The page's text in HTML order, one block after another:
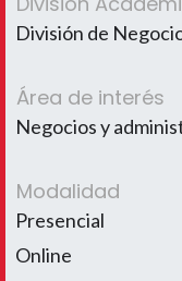
División de
Área de interés
Negocios y
Modalidad
Presencial
Online